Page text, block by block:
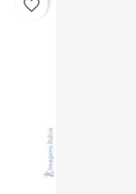
favorite_border